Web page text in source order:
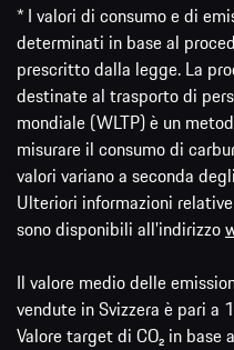
* I valori di consumo e di
determinati in base al
prescritto dalla legge. La
destinate al trasporto di
mondiale (WLTP) è un
misurare il consumo di
valori variano a seconda
Ulteriori informazioni
sono disponibili all'indirizzo
Il valore medio delle
vendute in Svizzera è pari a
Valore target di CO₂ in